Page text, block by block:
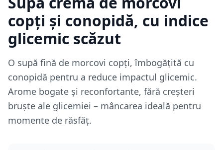
copți și conopidă, cu indice
glicemic scăzut
O supă fină de morcovi copți, îmbogățită cu
conopidă pentru a reduce impactul glicemic.
Arome bogate și reconfortante, fără creșteri
bruște ale glicemiei – mâncarea ideală pentru
momente de răsfăț.